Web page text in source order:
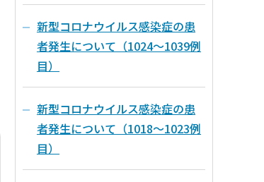
新型コロナウイルス感染症の患
者発生について（1024～1039例
目）
新型コロナウイルス感染症の患
者発生について（1018～1023例
目）